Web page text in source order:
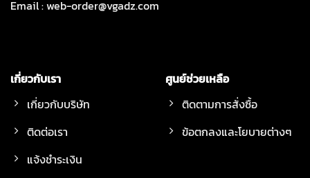
Email :web-order@vgadz.com
เกี่ยวกับเรา
เกี่ยวกับบริษัท
ติดต่อเรา
แจ้งชำระเงิน
ศูนย์ช่วยเหลือ
ติดตามการสั่งซื้อ
ข้อตกลงและโยบายต่างๆ